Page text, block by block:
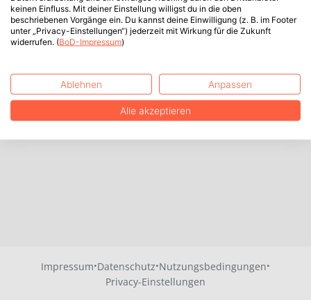
Impressum·Datenschutz·Nutzungsbedingungen·
Privacy-Einstellungen
keinen Einfluss. Mit deiner Einstellung willigst du in die oben
beschriebenen Vorgänge ein. Du kannst deine Einwilligung (z. B. im Footer
unter „Privacy-Einstellungen“) jederzeit mit Wirkung für die Zukunft
widerrufen. (BoD-Impressum)
Ablehnen Anpassen
Alle akzeptieren